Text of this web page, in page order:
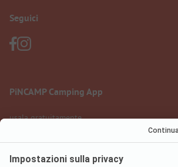
Seguici
PiNCAMP Camping App
usala gratuitamente